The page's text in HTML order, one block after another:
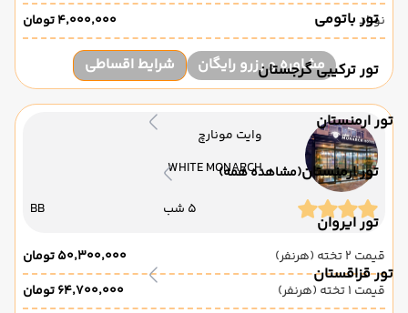
تور باتومی
تور ترکیبی گرجستان
تور ارمنستان
تور ارمنستان(مشاهده همه)
تور ایروان
تور قزاقستان
نوزاد
۴٬۰۰۰٬۰۰۰ تومان
مشاوره و رزرو رایگان شرایط اقساطی
وایت مونارچ
WHITE MONARCH
5 شب BB
قیمت 2 تخته (هرنفر)
۵۰٬۳۰۰٬۰۰۰ تومان
قیمت 1 تخته (هرنفر)
۶۴٬۷۰۰٬۰۰۰ تومان